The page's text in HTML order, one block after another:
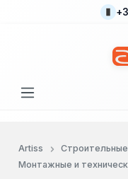
Перейти к
Artiss
Монтажные и